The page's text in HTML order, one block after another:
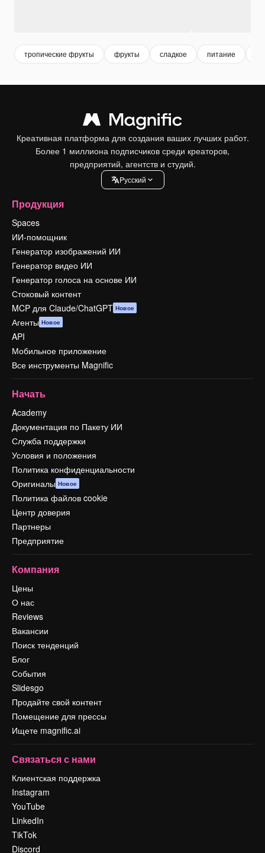
тропические фрукты фрукты сладкое питание
Креативная платформа для создания ваших лучших работ.
Более 1 миллиона подписчиков среди креаторов,
предприятий, агентств и студий.
Pусский
Продукция
Spaces
ИИ-помощник
Генератор изображений ИИ
Генератор видео ИИ
Генератор голоса на основе ИИ
Стоковый контент
MCP для Claude/ChatGPT Новое
Агенты Новое
API
Мобильное приложение
Все инструменты Magnific
Начать
Academy
Документация по Пакету ИИ
Служба поддержки
Условия и положения
Политика конфиденциальности
Оригиналы Новое
Политика файлов cookie
Центр доверия
Партнеры
Предприятие
Компания
Цены
О нас
Reviews
Вакансии
Поиск тенденций
Блог
События
Slidesgo
Продайте свой контент
Помещение для прессы
Ищете magnific.ai
Связаться с нами
Клиентская поддержка
Instagram
YouTube
LinkedIn
TikTok
Discord